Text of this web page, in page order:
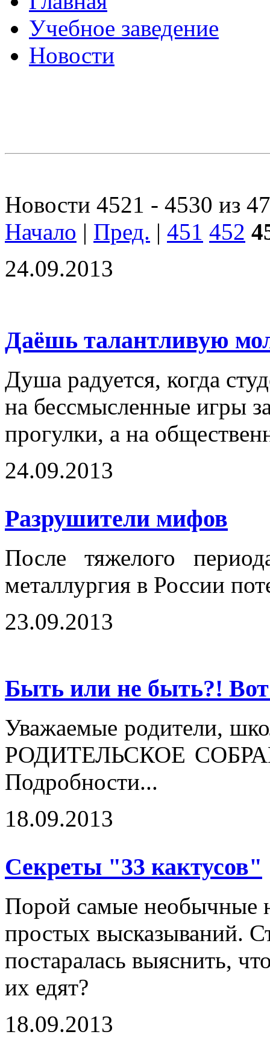
Учебное заведение
Новости
Новости 4521 - 4530 из
Начало | Пред. | 451 452
24.09.2013
Даёшь талантливую
Душа радуется, когда
на бессмысленные игры
прогулки, а на
24.09.2013
Разрушители мифов
После тяжелого
металлургия в России
23.09.2013
Быть или не быть?!
Уважаемые родители,
РОДИТЕЛЬСКОЕ
Подробности...
18.09.2013
Секреты "33 кактусов"
Порой самые необычные
простых высказываний.
постаралась выяснить,
их едят?
18.09.2013